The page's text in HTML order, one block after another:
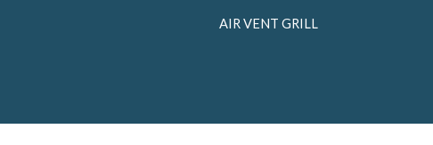
AIR VENT GRILL